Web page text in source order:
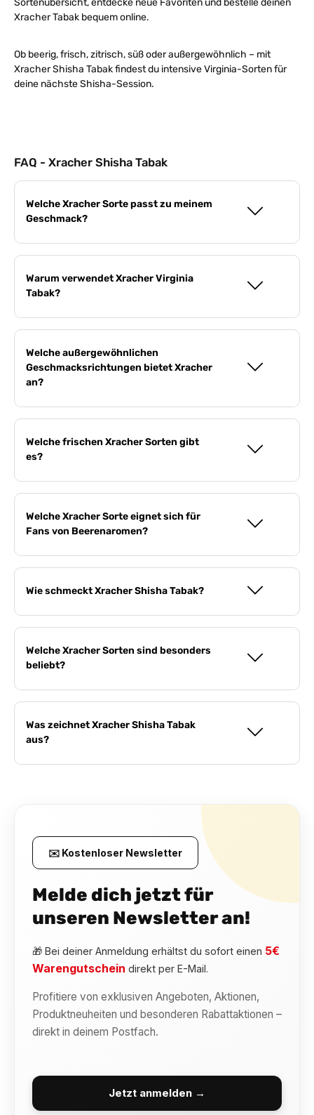
Xracher Tabak bequem online.
Ob beerig, frisch, zitrisch, süß oder außergewöhnlich – mit
Xracher Shisha Tabak findest du intensive Virginia-Sorten für
deine nächste Shisha-Session.
FAQ - Xracher Shisha Tabak
Welche Xracher Sorte passt zu meinem
Geschmack?
Warum verwendet Xracher Virginia
Tabak?
Welche außergewöhnlichen
Geschmacksrichtungen bietet Xracher
an?
Welche frischen Xracher Sorten gibt
es?
Welche Xracher Sorte eignet sich für
Fans von Beerenaromen?
Wie schmeckt Xracher Shisha Tabak?
Welche Xracher Sorten sind besonders
beliebt?
Was zeichnet Xracher Shisha Tabak
aus?
✉️ Kostenloser Newsletter
Melde dich jetzt für
unseren Newsletter an!
🎁 Bei deiner Anmeldung erhältst du sofort einen 5€
Warengutschein direkt per E-Mail.
Profitiere von exklusiven Angeboten, Aktionen,
Produktneuheiten und besonderen Rabattaktionen –
direkt in deinem Postfach.
Jetzt anmelden →